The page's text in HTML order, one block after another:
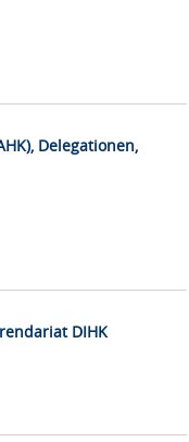
Delegationen,
DIHK